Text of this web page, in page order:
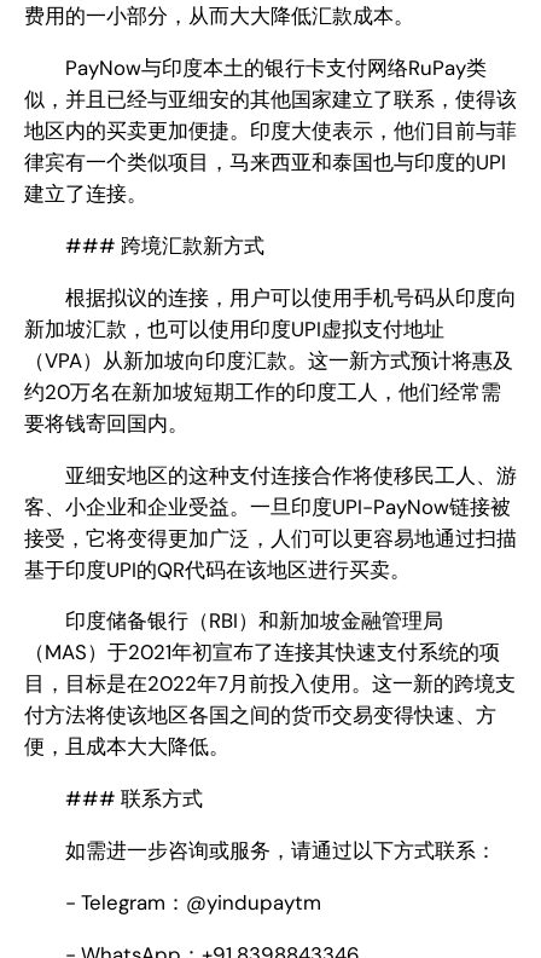
费用的一小部分，从而大大降低汇款成本。
PayNow与印度本土的银行卡支付网络RuPay类
似，并且已经与亚细安的其他国家建立了联系，使得该
地区内的买卖更加便捷。印度大使表示，他们目前与菲
律宾有一个类似项目，马来西亚和泰国也与印度的UPI
建立了连接。
### 跨境汇款新方式
根据拟议的连接，用户可以使用手机号码从印度向
新加坡汇款，也可以使用印度UPI虚拟支付地址
（VPA）从新加坡向印度汇款。这一新方式预计将惠及
约20万名在新加坡短期工作的印度工人，他们经常需
要将钱寄回国内。
亚细安地区的这种支付连接合作将使移民工人、游
客、小企业和企业受益。一旦印度UPI-PayNow链接被
接受，它将变得更加广泛，人们可以更容易地通过扫描
基于印度UPI的QR代码在该地区进行买卖。
印度储备银行（RBI）和新加坡金融管理局
（MAS）于2021年初宣布了连接其快速支付系统的项
目，目标是在2022年7月前投入使用。这一新的跨境支
付方法将使该地区各国之间的货币交易变得快速、方
便，且成本大大降低。
### 联系方式
如需进一步咨询或服务，请通过以下方式联系：
- Telegram：@yindupaytm